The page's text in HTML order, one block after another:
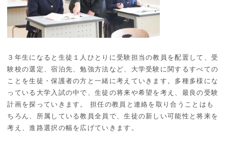
３年生になると生徒１人ひとりに受験担当の教員を配置して、受
験校の選定、宿泊先、勉強方法など、大学受験に関するすべての
ことを生徒・保護者の方と一緒に考えていきます。多種多様にな
っている大学入試の中で、生徒の将来や希望を考え、最良の受験
計画を探っていきます。 担任の教員と連絡を取り合うことはも
ちろん、所属している教員全員で、生徒の新しい可能性と将来を
考え、進路選択の幅を広げていきます。